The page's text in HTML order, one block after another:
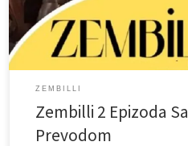
ZEMBILLI
Zembilli 2 Epizoda Sa
Prevodom